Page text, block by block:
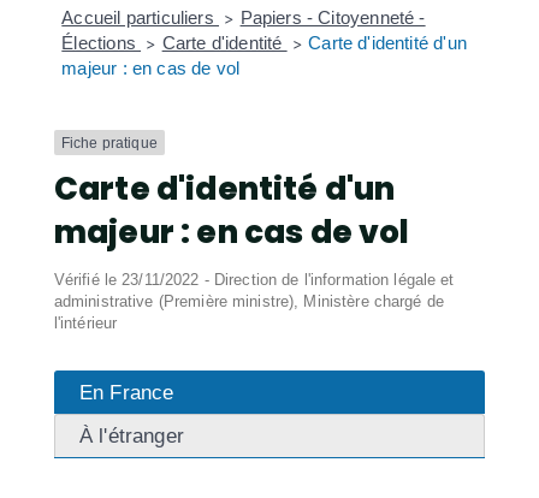
Accueil particuliers > Papiers - Citoyenneté -
Élections
> Carte d'identité > Carte d'identité d'un
majeur : en cas de vol
Fiche pratique
Carte d'identité d'un
majeur : en cas de vol
Vérifié le 23/11/2022 - Direction de l'information légale et
administrative (Première ministre), Ministère chargé de
l'intérieur
En France
À l'étranger